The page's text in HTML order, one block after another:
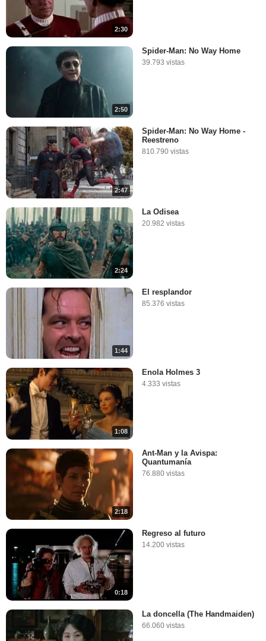
2:30
2:50
Spider-Man: No Way Home
39.793 vistas
2:47
Spider-Man: No Way Home -
Reestreno
810.790 vistas
2:24
La Odisea
20.982 vistas
1:44
El resplandor
85.376 vistas
1:08
Enola Holmes 3
4.333 vistas
2:18
Ant-Man y la Avispa:
Quantumanía
76.880 vistas
0:18
Regreso al futuro
14.200 vistas
La doncella (The Handmaiden)
66.060 vistas